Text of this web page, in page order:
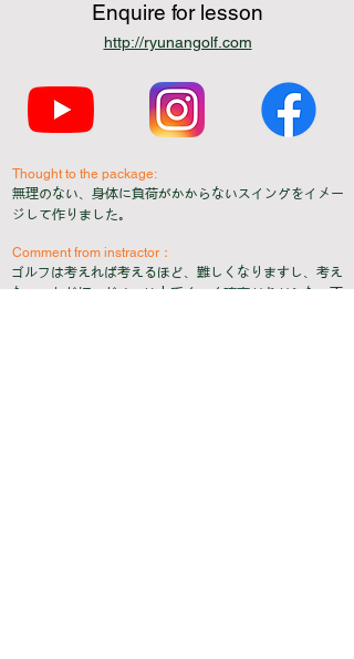
Enquire for lesson
http://ryunangolf.com
Thought to the package:
無理のない、身体に負荷がかからないスイングをイメー
ジして作りました。
Comment from instractor：
ゴルフは考えれば考えるほど、難しくなりますし、考え
ないでただ打つだけでは上手くいく確率があがらない不